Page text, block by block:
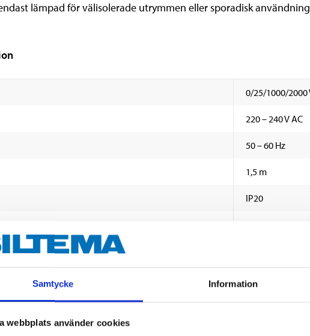
Samtycke Information
webbplats använder cookies
lämpad för välisolerade utrymmen eller sporadisk
0/25/1000/2000
220 – 240 V AC
50 – 60 Hz
1,5 m
IP20
232 mm
128 mm